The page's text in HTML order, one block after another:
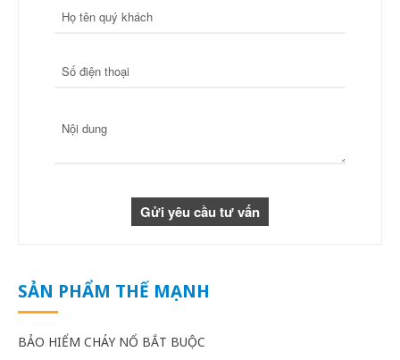
SẢN PHẨM THẾ MẠNH
BẢO HIỂM CHÁY NỔ BẮT BUỘC